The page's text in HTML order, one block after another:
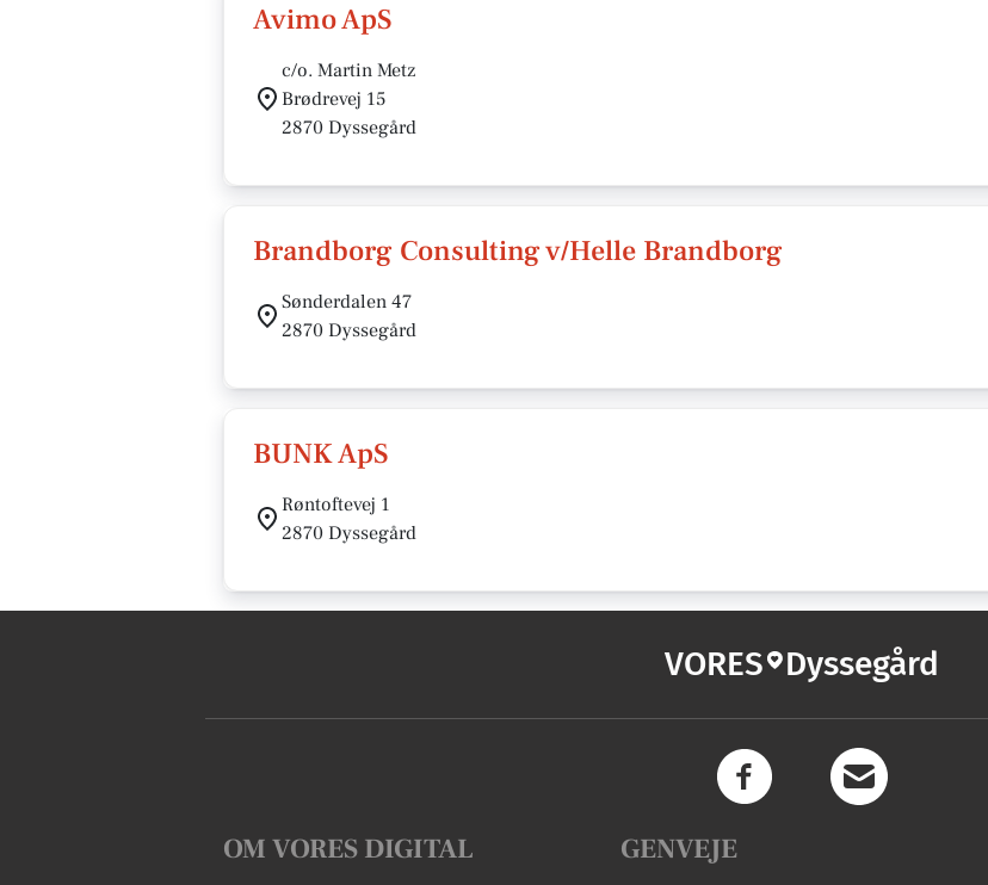
Avimo ApS
c/o. Martin Metz
Brødrevej 15
2870 Dyssegård
Brandborg Consulting v/Helle Brandborg
Sønderdalen 47
2870 Dyssegård
BUNK ApS
Røntoftevej 1
2870 Dyssegård
VORES Dyssegård
OM VORES DIGITAL GENVEJE